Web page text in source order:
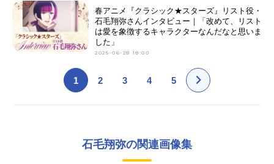
春アニメ『クラシック★スターズ』リスト役・
石毛翔弥さんインタビュー｜「改めて、リスト
は愛を象徴するキャラクターなんだなと思いま
した」
2025-06-28 18:00
1 2 3 4 5
石毛翔弥の関連画像集